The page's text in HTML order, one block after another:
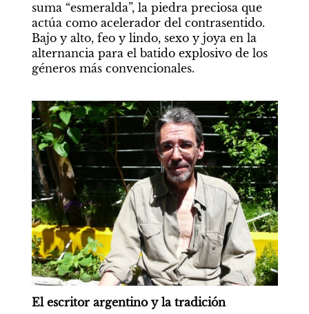
suma “esmeralda”, la piedra preciosa que
actúa como acelerador del contrasentido.
Bajo y alto, feo y lindo, sexo y joya en la
alternancia para el batido explosivo de los
géneros más convencionales.
El escritor argentino y la tradición